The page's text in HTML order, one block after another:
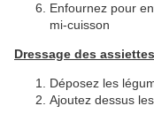
Enfournez pour
mi-cuisson
Dressage des
Déposez les
Ajoutez dessus